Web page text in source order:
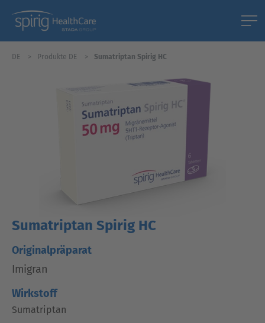
DE Produkte DE Sumatriptan Spirig HC
Sumatriptan Spirig HC
Originalpräparat
Imigran
Wirkstoff
Sumatriptan